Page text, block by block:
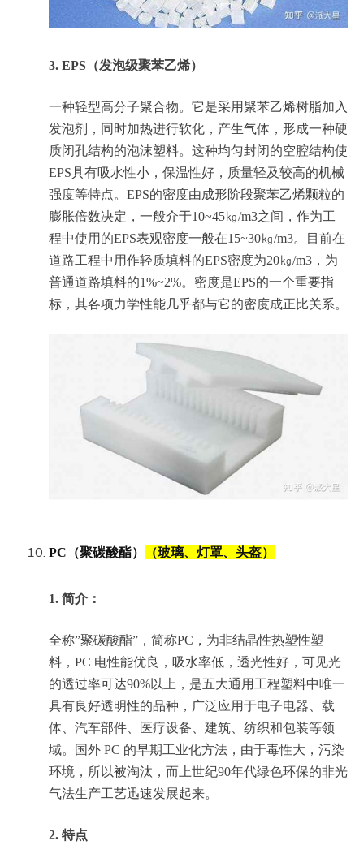
3. EPS（发泡级聚苯乙烯）
一种轻型高分子聚合物。它是采用聚苯乙烯树脂加入
发泡剂，同时加热进行软化，产生气体，形成一种硬
质闭孔结构的泡沫塑料。这种均匀封闭的空腔结构使
EPS具有吸水性小，保温性好，质量轻及较高的机械
强度等特点。EPS的密度由成形阶段聚苯乙烯颗粒的
膨胀倍数决定，一般介于10~45㎏/m3之间，作为工
程中使用的EPS表观密度一般在15~30㎏/m3。目前在
道路工程中用作轻质填料的EPS密度为20㎏/m3，为
普通道路填料的1%~2%。密度是EPS的一个重要指
标，其各项力学性能几乎都与它的密度成正比关系。
PC（聚碳酸酯） （玻璃、灯罩、头盔）
1. 简介：
全称”聚碳酸酯”，简称PC，为非结晶性热塑性塑
料，PC 电性能优良，吸水率低，透光性好，可见光
的透过率可达90%以上，是五大通用工程塑料中唯一
具有良好透明性的品种，广泛应用于电子电器、载
体、汽车部件、医疗设备、建筑、纺织和包装等领
域。国外 PC 的早期工业化方法，由于毒性大，污染
环境，所以被淘汰，而上世纪90年代绿色环保的非光
气法生产工艺迅速发展起来。
2. 特点